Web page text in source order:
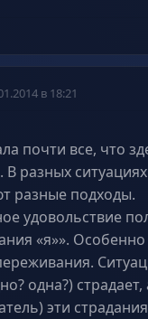
в 18:21
почти все, что
В разных ситуациях
разные подходы.
удовольствие
«я»».
одна?) страдает,
эти страдания